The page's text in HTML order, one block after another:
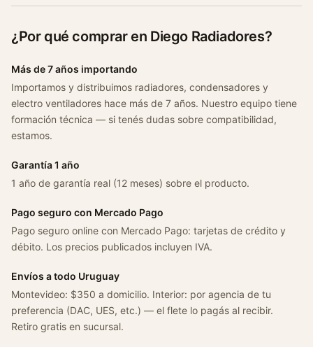
0
a
t
i
d
a
d
¿Por qué comprar en Diego Radiadores?
Más de 7 años importando
Importamos y distribuimos radiadores, condensadores y
electro ventiladores hace más de 7 años. Nuestro equipo tiene
formación técnica — si tenés dudas sobre compatibilidad,
estamos.
Garantía 1 año
1 año de garantía real (12 meses) sobre el producto.
Pago seguro con Mercado Pago
Pago seguro online con Mercado Pago: tarjetas de crédito y
débito. Los precios publicados incluyen IVA.
Envíos a todo Uruguay
Montevideo: $350 a domicilio. Interior: por agencia de tu
preferencia (DAC, UES, etc.) — el flete lo pagás al recibir.
Retiro gratis en sucursal.